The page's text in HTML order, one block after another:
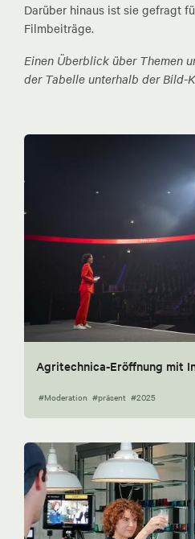
Darüber hinaus ist sie gefragt
Filmbeiträge.
Einen Überblick über Themen
der Tabelle unterhalb der Bild-
Agritechnica-Eröffnung mit
#Moderation #präsent #2025